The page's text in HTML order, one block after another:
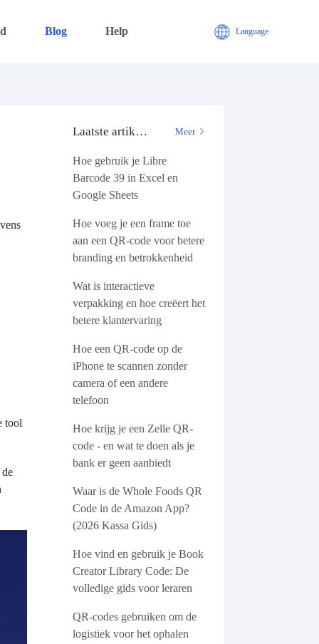
Blog Help Language
tool
Laatste artikelen Meer
Hoe gebruik je Libre
Barcode 39 in Excel en
Google Sheets
Hoe voeg je een frame toe
aan een QR-code voor betere
branding en betrokkenheid
Wat is interactieve
verpakking en hoe creëert het
betere klantervaring
Hoe een QR-code op de
iPhone te scannen zonder
camera of een andere
telefoon
Hoe krijg je een Zelle QR-
code - en wat te doen als je
bank er geen aanbiedt
Waar is de Whole Foods QR
Code in de Amazon App?
(2026 Kassa Gids)
Hoe vind en gebruik je Book
Creator Library Code: De
volledige gids voor leraren
QR-codes gebruiken om de
logistiek voor het ophalen